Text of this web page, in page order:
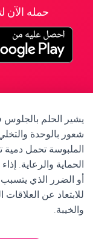
حمله الآن
يشير الحلم
شعور بالوحدة
الملبوسة تحمل
الحماية والرعاية.
أو الضرر الذي
للابتعاد عن
والخيبة.